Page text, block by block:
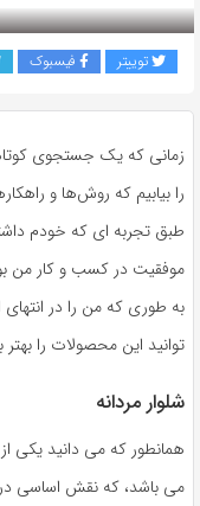
این
صفحه
با
دوستان
خود
بگذارید.
توییتر فیسبوک
زمانی ‌که یک جستجوی
را بیابیم که روش‌ها و
طبق تجربه ‌ای که خودم
موفقیت در کسب ‌و کار من
به‌ طوری ‌که من را در
‌توانید این محصولات را بهتر
شلوار مردانه
همانطور که می دانید یکی
می باشد، که نقش اساسی در